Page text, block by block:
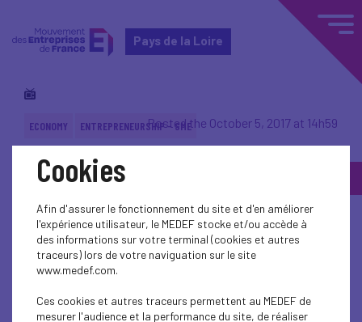
Pays de la Loire
ECONOMY ENTREPRENEURSHIP - SMEPosted the October 5, 2017 at 14h59
Back to topic
Cookies
Afin d'assurer le fonctionnement du site et d'en améliorer
l'expérience utilisateur, le MEDEF stocke et/ou accède à
des informations sur votre terminal (cookies et autres
traceurs) lors de votre naviguation sur le site
www.medef.com.
Ces cookies et autres traceurs permettent au MEDEF de
mesurer l'audience et la performance du site, de réaliser